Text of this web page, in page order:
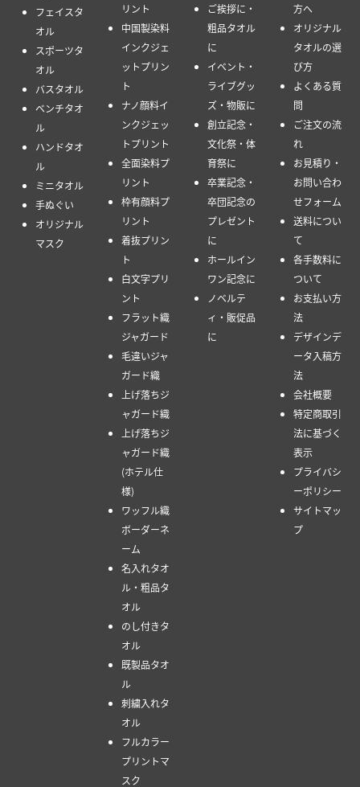
フェイスタ
オル
スポーツタ
オル
バスタオル
ベンチタオ
ル
ハンドタオ
ル
ミニタオル
手ぬぐい
オリジナル
マスク
リント
中国製染料
インクジェ
ットプリン
ト
ナノ顔料イ
ンクジェッ
トプリント
全面染料プ
リント
枠有顔料プ
リント
着抜プリン
ト
白文字プリ
ント
フラット織
ジャガード
毛違いジャ
ガード織
上げ落ちジ
ャガード織
上げ落ちジ
ャガード織
(ホテル仕
様)
ワッフル織
ボーダーネ
ーム
名入れタオ
ル・粗品タ
オル
のし付きタ
オル
既製品タオ
ル
刺繍入れタ
オル
フルカラー
プリントマ
スク
ご挨拶に・
粗品タオル
に
イベント・
ライブグッ
ズ・物販に
創立記念・
文化祭・体
育祭に
卒業記念・
卒団記念の
プレゼント
に
ホールイン
ワン記念に
ノベルテ
ィ・販促品
に
方へ
オリジナル
タオルの選
び方
よくある質
問
ご注文の流
れ
お見積り・
お問い合わ
せフォーム
送料につい
て
各手数料に
ついて
お支払い方
法
デザインデ
ータ入稿方
法
会社概要
特定商取引
法に基づく
表示
プライバシ
ーポリシー
サイトマッ
プ